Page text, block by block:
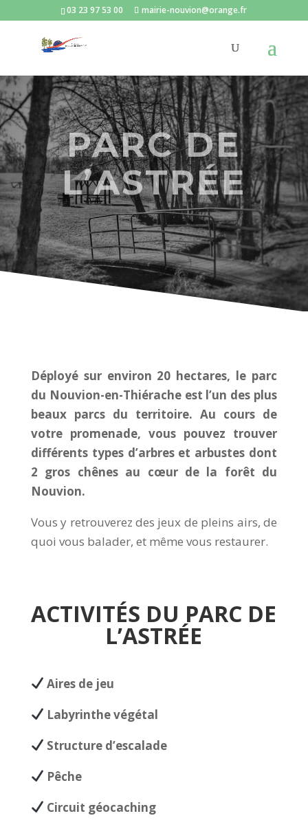
03 23 97 53 00 mairie-nouvion@orange.fr
PARC DE
L’ASTRÉE
Déployé sur environ 20 hectares, le parc
du Nouvion-en-Thiérache est l’un des plus
beaux parcs du territoire. Au cours de
votre promenade, vous pouvez trouver
différents types d’arbres et arbustes dont
2 gros chênesau cœur de la forêt du
Nouvion.
Vous y retrouverez des jeux de pleins airs, de
quoi vous balader, et même vous restaurer.
ACTIVITÉS DU PARC DE
L’ASTRÉE
Aires de jeu
Labyrinthe végétal
Structure d’escalade
Pêche
Circuit géocaching